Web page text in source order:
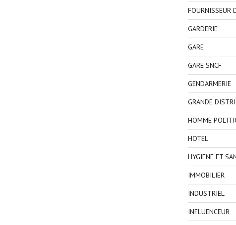
FOURNISSEUR
GARDERIE
GARE
GARE SNCF
GENDARMERIE
GRANDE
HOMME
HOTEL
HYGIENE ET
IMMOBILIER
INDUSTRIEL
INFLUENCEUR